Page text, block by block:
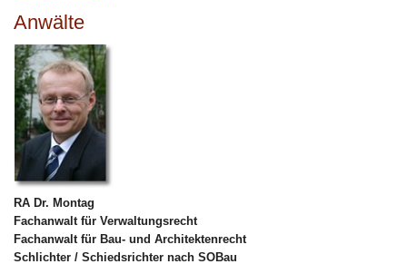
Anwälte
RA Dr. Montag
Fachanwalt für Verwaltungsrecht
Fachanwalt für Bau- und Architektenrecht
Schlichter / Schiedsrichter nach SOBau